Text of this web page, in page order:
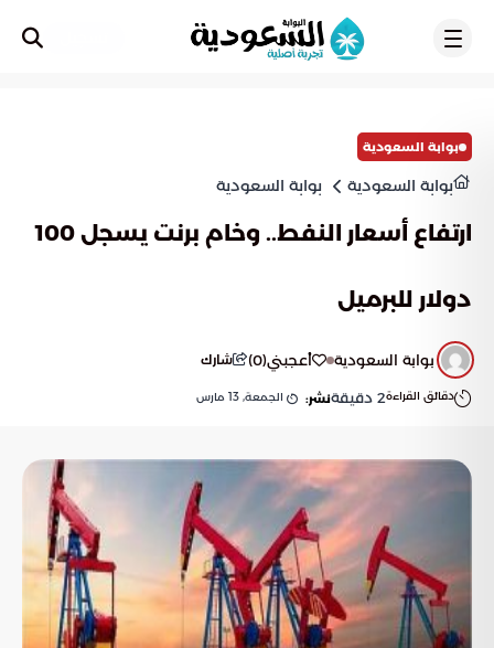
بوابة السعودية
بوابة السعودية بوابة السعودية
ارتفاع أسعار النفط.. وخام برنت يسجل 100
دولار للبرميل
بوابة السعودية أعجبني(
0
) شارك
دقائق القراءة2 دقيقةنشر: الجمعة, 13 مارس